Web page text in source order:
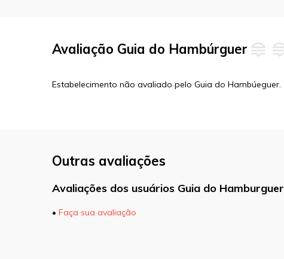
Avaliação Guia do Hambúrguer
Estabelecimento não avaliado pelo Guia do Hambúeguer.
Outras avaliações
Avaliações dos usuários Guia do Hamburguer
• Faça sua avaliação